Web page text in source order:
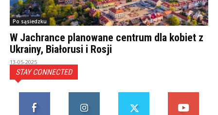
Po sąsiedzku
W Jachrance planowane centrum dla kobiet z
Ukrainy, Białorusi i Rosji
13-05-2025
STAY CONNECTED